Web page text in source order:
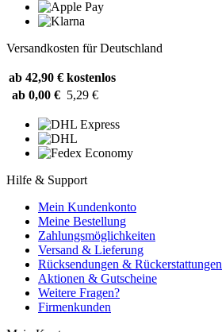
Versandkosten für Deutschland
ab 42,90 € kostenlos
ab 0,00 € 5,29 €
Hilfe & Support
Mein Kundenkonto
Meine Bestellung
Zahlungsmöglichkeiten
Versand & Lieferung
Rücksendungen & Rückerstattungen
Aktionen & Gutscheine
Weitere Fragen?
Firmenkunden